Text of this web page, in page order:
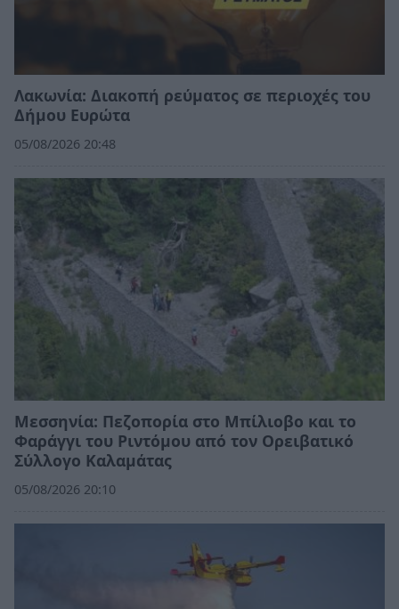
Λακωνία: Διακοπή ρεύματος σε περιοχές του
Δήμου Ευρώτα
05/08/2026 20:48
Μεσσηνία: Πεζοπορία στο Μπίλιοβο και το
Φαράγγι του Ριντόμου από τον Ορειβατικό
Σύλλογο Καλαμάτας
05/08/2026 20:10